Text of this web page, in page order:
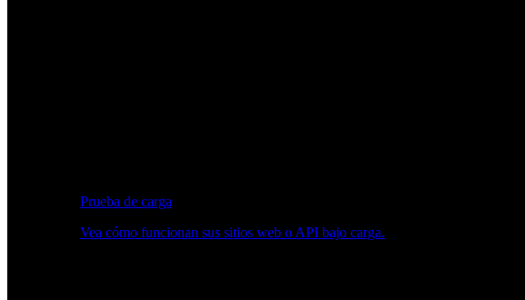
Prueba de carga
Vea cómo funcionan sus sitios web o API bajo carga.